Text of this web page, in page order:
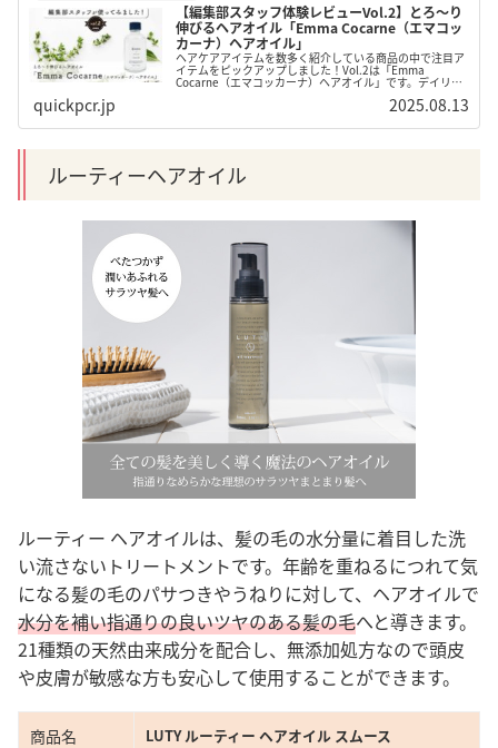
【編集部スタッフ体験レビューVol.2】とろ〜り
伸びるヘアオイル「Emma Cocarne（エマコッ
カーナ）ヘアオイル」
ヘアケアアイテムを数多く紹介している商品の中で注目ア
イテムをピックアップしました！Vol.2は「Emma
Cocarne（エマコッカーナ）ヘアオイル」です。デイリー
quickpcr.jp 2025.08.13
ルーティーヘアオイル
ルーティー ヘアオイルは、髪の毛の水分量に着目した洗
い流さないトリートメントです。年齢を重ねるにつれて気
になる髪の毛のパサつきやうねりに対して、ヘアオイルで
水分を補い指通りの良いツヤのある髪の毛へと導きます。
21種類の天然由来成分を配合し、無添加処方なので頭皮
や皮膚が敏感な方も安心して使用することができます。
商品名 LUTY ルーティー ヘアオイル スムース